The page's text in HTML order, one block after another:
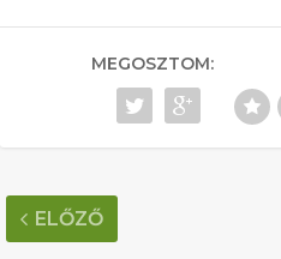
MEGOSZTOM:
ELŐZŐ